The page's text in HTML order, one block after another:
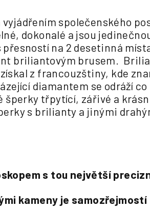
společenského
dokonalé a jsou
přesností na 2 desetinná
briliantovým brusem.
z francouzštiny, kde
diamantem se odráží
třpytící, zářivé a
s brilianty a jinými
s tou největší
kameny je